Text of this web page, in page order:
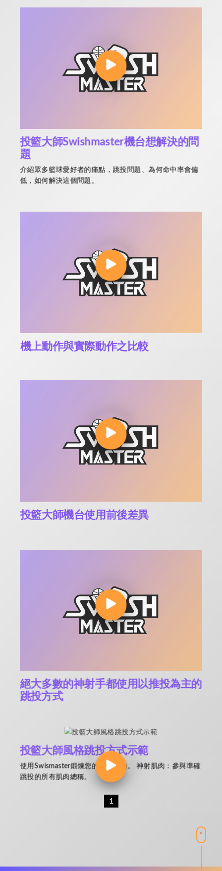
投籃大師Swishmaster機台想解決的問
題
介紹眾多籃球愛好者的痛點，跳投問題、為何命中率會偏
低，如何解決這個問題。
機上動作與實際動作之比較
投籃大師機台使用前後差異
絕大多數的神射手都使用以推投為主的
跳投方式
投籃大師風格跳投方式示範
使用Swismaster鍛煉您的神射肌肉。 神射肌肉：參與準確
跳投的所有肌肉總稱。
1